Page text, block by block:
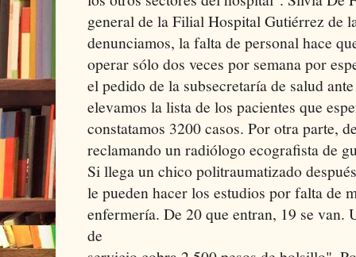
general de la Filial Hospital Gutiérrez de
denunciamos, la falta de personal hace
operar sólo dos veces por semana por
el pedido de la subsecretaría de salud
elevamos la lista de los pacientes que
constatamos 3200 casos. Por otra parte,
reclamando un radiólogo ecografista de
Si llega un chico politraumatizado
le pueden hacer los estudios por falta de
enfermería. De 20 que entran, 19 se van.
de